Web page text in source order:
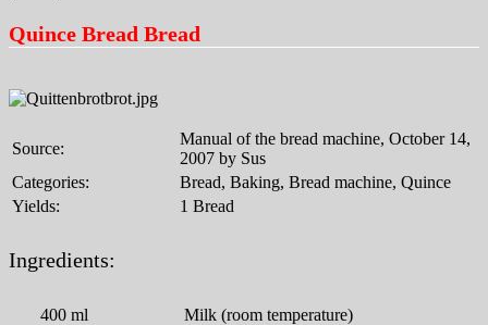
Quince Bread Bread
Source:
Manual of the bread machine, October 14,
2007 by Sus
Categories:
Bread, Baking, Bread machine, Quince
Yields:
1 Bread
Ingredients:
400 ml
Milk (room temperature)